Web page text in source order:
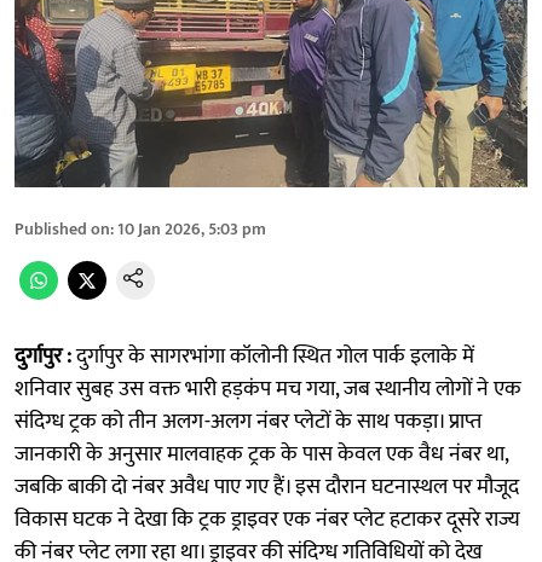
Published on:10 Jan 2026, 5:03 pm
दुर्गापुर :दुर्गापुर के सागरभांगा कॉलोनी स्थित गोल पार्क इलाके में
शनिवार सुबह उस वक्त भारी हड़कंप मच गया, जब स्थानीय लोगों ने एक
संदिग्ध ट्रक को तीन अलग-अलग नंबर प्लेटों के साथ पकड़ा। प्राप्त
जानकारी के अनुसार मालवाहक ट्रक के पास केवल एक वैध नंबर था,
जबकि बाकी दो नंबर अवैध पाए गए हैं। इस दौरान घटनास्थल पर मौजूद
विकास घटक ने देखा कि ट्रक ड्राइवर एक नंबर प्लेट हटाकर दूसरे राज्य
की नंबर प्लेट लगा रहा था। ड्राइवर की संदिग्ध गतिविधियों को देख